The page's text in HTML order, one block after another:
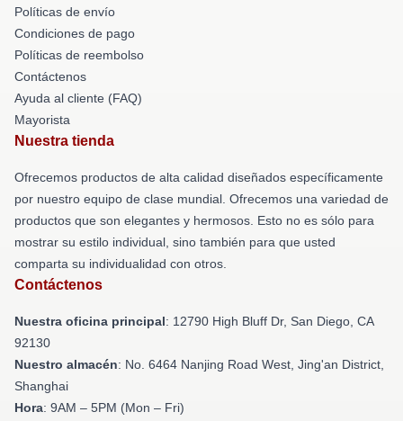
Políticas de envío
Condiciones de pago
Políticas de reembolso
Contáctenos
Ayuda al cliente (FAQ)
Mayorista
Nuestra tienda
Ofrecemos productos de alta calidad diseñados específicamente
por nuestro equipo de clase mundial. Ofrecemos una variedad de
productos que son elegantes y hermosos. Esto no es sólo para
mostrar su estilo individual, sino también para que usted
comparta su individualidad con otros.
Contáctenos
Nuestra oficina principal: 12790 High Bluff Dr, San Diego, CA
92130
Nuestro almacén: No. 6464 Nanjing Road West, Jing'an District,
Shanghai
Hora: 9AM – 5PM (Mon – Fri)